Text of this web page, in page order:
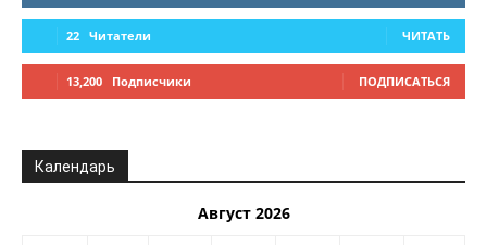
22 Читатели ЧИТАТЬ
13,200 Подписчики ПОДПИСАТЬСЯ
Календарь
Август 2026